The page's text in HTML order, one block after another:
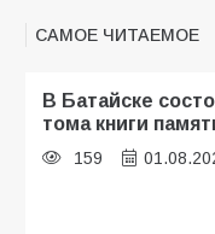
САМОЕ ЧИТАЕМОЕ
В Батайске
тома книги
159